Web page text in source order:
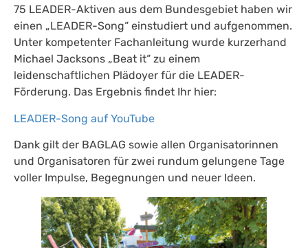
75 LEADER-Aktiven aus dem Bundesgebiet haben wir
einen „LEADER-Song“ einstudiert und aufgenommen.
Unter kompetenter Fachanleitung wurde kurzerhand
Michael Jacksons „Beat it“ zu einem
leidenschaftlichen Plädoyer für die LEADER-
Förderung. Das Ergebnis findet Ihr hier:
LEADER-Song auf YouTube
Dank gilt der BAGLAG sowie allen Organisatorinnen
und Organisatoren für zwei rundum gelungene Tage
voller Impulse, Begegnungen und neuer Ideen.